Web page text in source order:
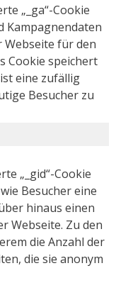
„_ga“-Cookie
Kampagnendaten
für den
Cookie speichert
eine zufällig
Besucher zu
„_gid“-Cookie
Besucher eine
hinaus einen
Webseite. Zu den
die Anzahl der
die sie anonym